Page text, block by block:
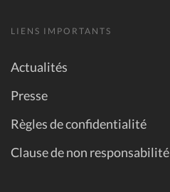
LIENS IMPORTANTS
Actualités
Presse
Règles de confidentialité
Clause de non responsabilité